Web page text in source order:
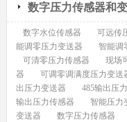
数字压力传感器和
数字水位传感器 可远传
能调零压力变送器
智能调
可清零压力传感器
现场
器
可调零调满度压力变送
出压力变送器
485输出压
输出压力传感器
智能压力
变送器
数字压力传感器